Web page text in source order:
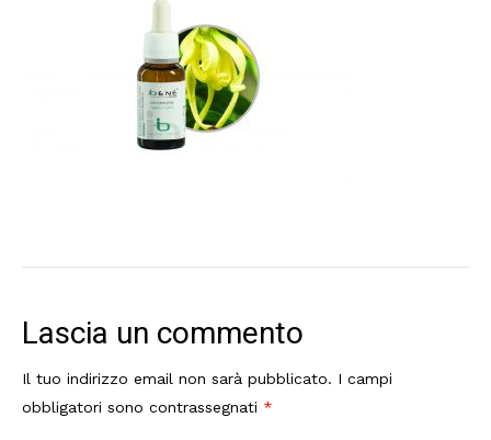
Lascia un commento
Il tuo indirizzo email non sarà pubblicato. I campi
obbligatori sono contrassegnati *